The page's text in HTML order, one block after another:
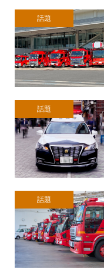
話題
話題
話題